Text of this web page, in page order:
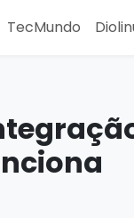
TecMundo